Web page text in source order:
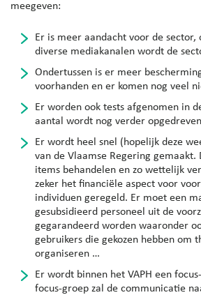
meegeven:
Er is meer aandacht voor de sector,
diverse mediakanalen wordt de
Ondertussen is er meer
voorhanden en er komen nog veel
Er worden ook tests afgenomen in
aantal wordt nog verder
Er wordt heel snel (hopelijk deze
van de Vlaamse Regering gemaakt.
items behandelen en zo wettelijk
zeker het financiële aspect voor
individuen geregeld. Er moet een
gesubsidieerd personeel uit de
gegarandeerd worden waaronder
gebruikers die gekozen hebben om
organiseren …
Er wordt binnen het VAPH een
focus-groep zal de communicatie